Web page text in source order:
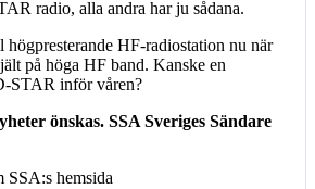
radio, alla andra har ju sådana.
HF-radiostation nu när
på höga HF band. Kanske en
STAR inför våren?
önskas. SSA Sveriges Sändare
SSA:s hemsida